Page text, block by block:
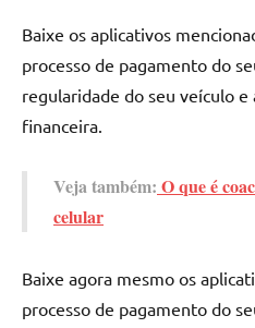
Baixe os aplicativos
processo de pagamento do
regularidade do seu veículo e
financeira.
Veja também: O que é
celular
Baixe agora mesmo os
processo de pagamento do